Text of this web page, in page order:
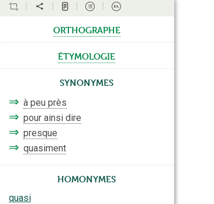
orthographe
étymologie
Synonymes
⇒ à peu près
⇒ pour ainsi dire
⇒ presque
⇒ quasiment
Homonymes
quasi